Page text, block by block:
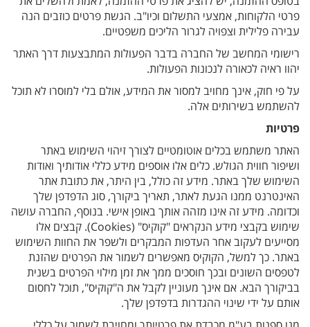
פרטי הלקוחות, אמצעי התשלום וכיו"ב. הגשת פרטים כוזבים הנה
עבירה פלילית וצפויה לגרור הליכים משפטיים.
רישומי המחשב של החברה בדבר הפעולות המתבצעות דרך האתר
יהוו ראיה לכאורה לנכונות הפעולות.
על פי חוק, אינך מחויב למסור את המידע, אולם בלי למוסרו לא תוכל
להשתמש בשירותים אלה.
פרטיות
האתר משתמש בכלים אוטומטיים לצורך זיהוי השימוש באתר
ושיפור חווית הגולש. כלים אלו אוספים מידע כללי אודותיך ואודות
השימוש שלך באתר. מידע זה כולל, בין היתר, את כתובת אתר
האינטרנט ממנו הגעת לאתר, תאריך ביקורך, סוג הדפדפן שלך
וכדומה. מידע זה אינו מזהה אותך באופן אישי. בנוסף, החברה עושה
שימוש בקבצי מידע הנקראים "קוקיס" (Cookies). קבצים אלו
מסייעים לעקוב אחר העדפות המבקרים ולשפר את החוות השימוש
באתר. כך למשל, הקוקיס מאפשרים לשמור את הפרטים שהזנת
לטפסים השונים ובכך חוסכים ממך את זמן מילוי הפרטים בשנית
בביקורך הבא. אם אינך מעוניין לקבל את ה"קוקיס", תוכל לחסום
אותם על ידי שינוי ההגדרות בדפדפן שלך.